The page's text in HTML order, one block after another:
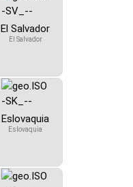
El Salvador
El Salvador
Eslovaquia
Eslovaquia